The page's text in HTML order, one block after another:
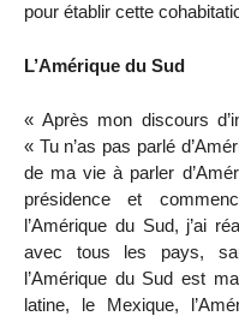
pour établir cette
L’Amérique du Sud
« Après mon discours
« Tu n’as pas parlé
de ma vie à parler
présidence et
l’Amérique du Sud, j’ai
avec tous les pays,
l’Amérique du Sud est
latine, le Mexique,